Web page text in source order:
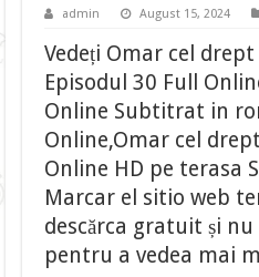
admin August 15, 2024
Vedeți Omar cel
Episodul 30 Full
Online Subtitrat in
Online,Omar cel
Online HD pe terasa
Marcar el sitio web
descărca gratuit și
pentru a vedea mai